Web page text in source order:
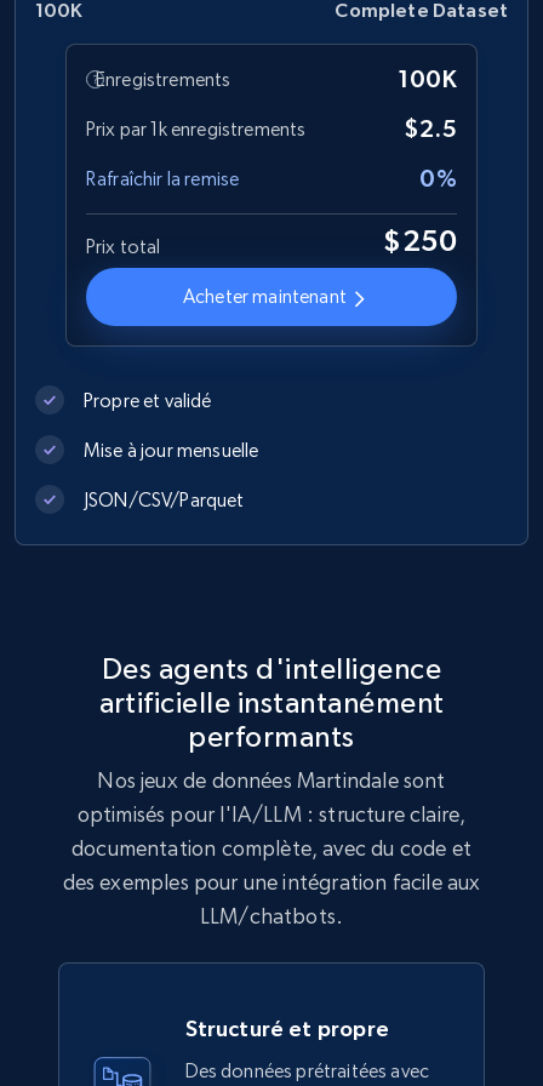
Jobid, Company name, Date posted parsed, Job
title, Description text, Benefits, Qualifications,
Business
6.5K+ 761+ Buy Now
Companies information enriched dataset
URL, ID lc, Name lc, Country code lc, Locations
lc, and more.
6.2K+ 537+ Buy Now
Walmart - products
URL, Final price, Sku, Currency, Gtin,
Specifications, Image urls, Top reviews, and
eCommerce
Buy Now
100K Complete Dataset
Enregistrements 100K
Prix par 1k enregistrements $2.5
Rafraîchir la remise 0%
Prix total $250
Acheter maintenant
Propre et validé
Mise à jour mensuelle
JSON/CSV/Parquet
Des agents d'intelligence
artificielle instantanément
performants
Nos jeux de données Martindale sont
optimisés pour l'IA/LLM : structure claire,
documentation complète, avec du code et
des exemples pour une intégration facile aux
LLM/chatbots.
Structuré et propre
Des données prétraitées avec